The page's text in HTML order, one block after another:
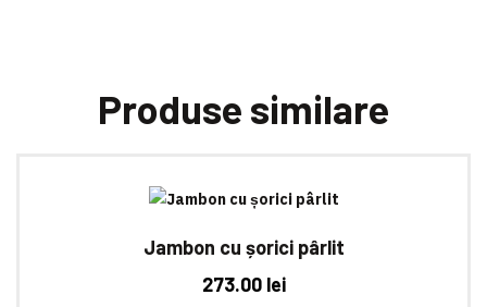
Produse similare
Jambon cu șorici pârlit
273.00 lei